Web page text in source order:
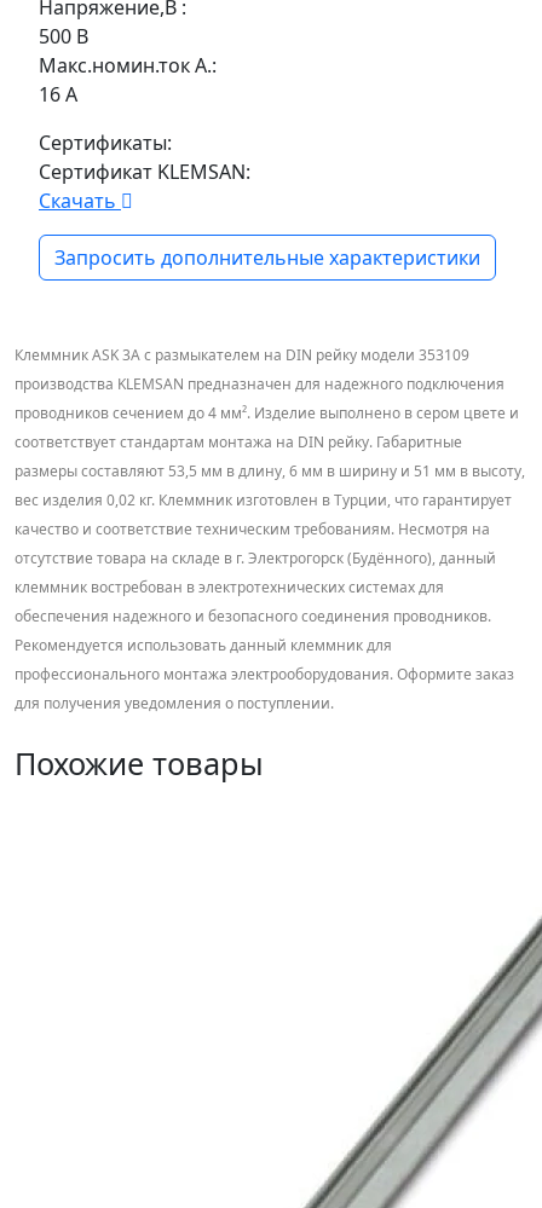
Напряжение,В :
500 В
Макс.номин.ток А.:
16 А
Сертификаты:
Сертификат KLEMSAN:
Скачать
Запросить дополнительные характеристики
Клеммник ASK 3A с размыкателем на DIN рейку модели 353109
производства KLEMSAN предназначен для надежного подключения
проводников сечением до 4 мм². Изделие выполнено в сером цвете и
соответствует стандартам монтажа на DIN рейку. Габаритные
размеры составляют 53,5 мм в длину, 6 мм в ширину и 51 мм в высоту,
вес изделия 0,02 кг. Клеммник изготовлен в Турции, что гарантирует
качество и соответствие техническим требованиям. Несмотря на
отсутствие товара на складе в г. Электрогорск (Будённого), данный
клеммник востребован в электротехнических системах для
обеспечения надежного и безопасного соединения проводников.
Рекомендуется использовать данный клеммник для
профессионального монтажа электрооборудования. Оформите заказ
для получения уведомления о поступлении.
Похожие товары